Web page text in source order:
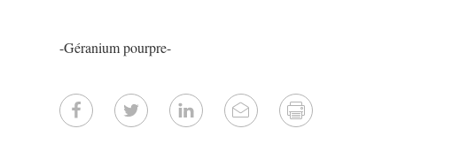
-Géranium pourpre-